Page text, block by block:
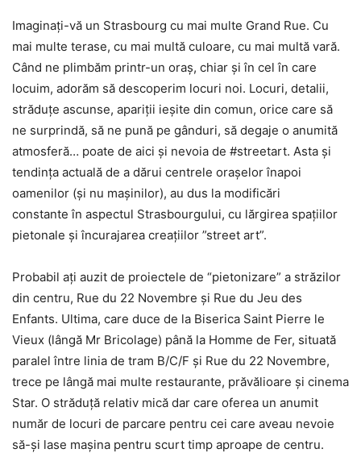
Imaginați-vă un Strasbourg cu mai multe Grand Rue. Cu
mai multe terase, cu mai multă culoare, cu mai multă vară.
Când ne plimbăm printr-un oraș, chiar și în cel în care
locuim, adorăm să descoperim locuri noi. Locuri, detalii,
străduțe ascunse, apariții ieșite din comun, orice care să
ne surprindă, să ne pună pe gânduri, să degaje o anumită
atmosferă… poate de aici și nevoia de #streetart. Asta și
tendința actuală de a dărui centrele orașelor înapoi
oamenilor (și nu mașinilor), au dus la modificări
constante în aspectul Strasbourgului, cu lărgirea spațiilor
pietonale și încurajarea creațiilor ”street art”.
Probabil ați auzit de proiectele de “pietonizare” a străzilor
din centru, Rue du 22 Novembre și Rue du Jeu des
Enfants. Ultima, care duce de la Biserica Saint Pierre le
Vieux (lângă Mr Bricolage) până la Homme de Fer, situată
paralel între linia de tram B/C/F și Rue du 22 Novembre,
trece pe lângă mai multe restaurante, prăvălioare și cinema
Star. O străduță relativ mică dar care oferea un anumit
număr de locuri de parcare pentru cei care aveau nevoie
să-și lase mașina pentru scurt timp aproape de centru.